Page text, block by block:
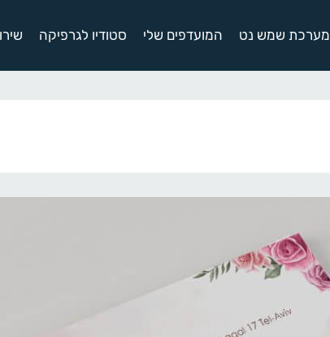
מערכת שמש נט המועדפים שלי סטודיו לגרפיקה